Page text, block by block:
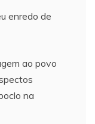
enredo de
ao povo
na